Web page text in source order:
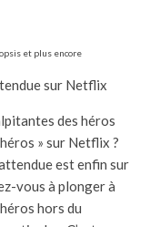
et plus encore
sur Netflix
des héros
» sur Netflix ?
est enfin sur
vous à plonger à
hors du